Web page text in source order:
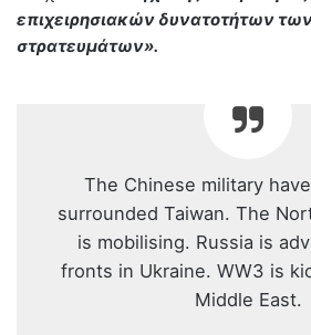
επιχειρησιακών δυνατοτήτων
στρατευμάτων».
The Chinese military
surrounded Taiwan. The
is mobilising. Russia is
fronts in Ukraine. WW3 is
Middle East.